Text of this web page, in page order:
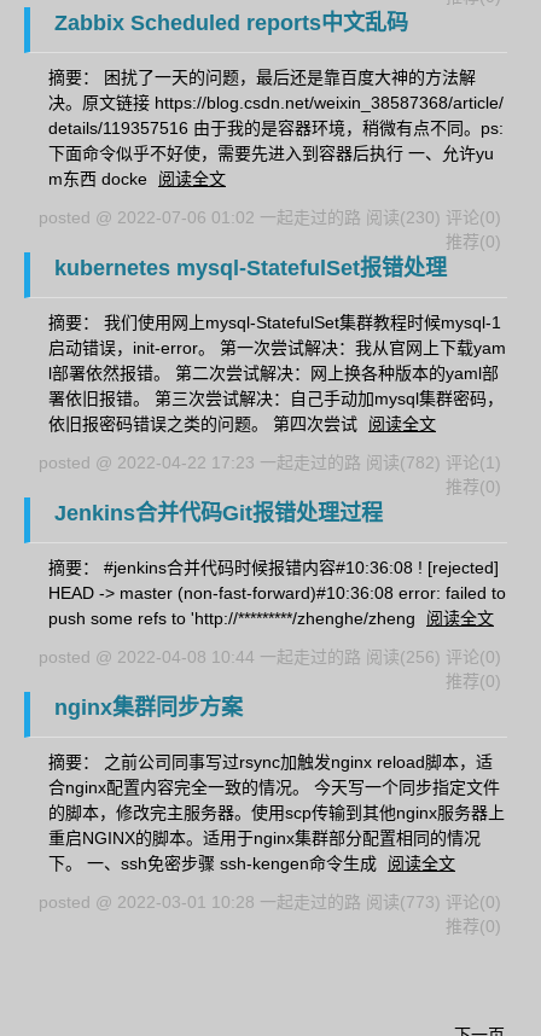
Zabbix Scheduled reports中文乱码
摘要： 困扰了一天的问题，最后还是靠百度大神的方法解
决。原文链接 https://blog.csdn.net/weixin_38587368/article/
details/119357516 由于我的是容器环境，稍微有点不同。ps:
下面命令似乎不好使，需要先进入到容器后执行 一、允许yu
m东西 docke
阅读全文
posted @ 2022-07-06 01:02 一起走过的路 阅读(230) 评论(0)
推荐(0)
kubernetes mysql-StatefulSet报错处理
摘要： 我们使用网上mysql-StatefulSet集群教程时候mysql-1
启动错误，init-error。 第一次尝试解决：我从官网上下载yam
l部署依然报错。 第二次尝试解决：网上换各种版本的yaml部
署依旧报错。 第三次尝试解决：自己手动加mysql集群密码，
依旧报密码错误之类的问题。 第四次尝试
阅读全文
posted @ 2022-04-22 17:23 一起走过的路 阅读(782) 评论(1)
推荐(0)
Jenkins合并代码Git报错处理过程
摘要： #jenkins合并代码时候报错内容#10:36:08 ! [rejected]
HEAD -> master (non-fast-forward)#10:36:08 error: failed to
push some refs to 'http://*********/zhenghe/zheng
阅读全文
posted @ 2022-04-08 10:44 一起走过的路 阅读(256) 评论(0)
推荐(0)
nginx集群同步方案
摘要： 之前公司同事写过rsync加触发nginx reload脚本，适
合nginx配置内容完全一致的情况。 今天写一个同步指定文件
的脚本，修改完主服务器。使用scp传输到其他nginx服务器上
重启NGINX的脚本。适用于nginx集群部分配置相同的情况
下。 一、ssh免密步骤 ssh-kengen命令生成
阅读全文
posted @ 2022-03-01 10:28 一起走过的路 阅读(773) 评论(0)
推荐(0)